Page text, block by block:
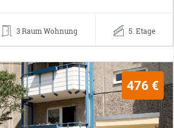
3 Raum Wohnung 5. Etage
476 €